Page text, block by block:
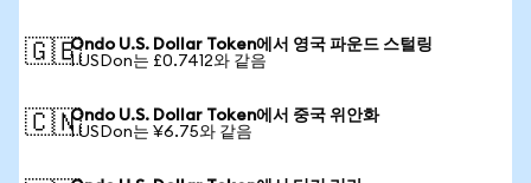
🇬🇧Ondo U.S. Dollar Token에서 영국 파운드 스털링
1 USDon는 £0.7412와 같음
🇨🇳Ondo U.S. Dollar Token에서 중국 위안화
1 USDon는 ¥6.75와 같음